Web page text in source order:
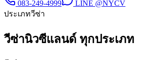
083-249-4999
LINE @NYCV
ประเภทวีซ่า
วีซ่านิวซีแลนด์ ทุกประเภท